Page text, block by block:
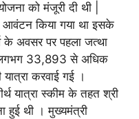
को मंजूरी दी थी |
किया गया था इसके
अवसर पर पहला जत्था
लगभग 33,893 से अधिक
यात्रा करवाई गई ।
यात्रा स्कीम के तहत श्री
हुई थी । मुख्यमंत्री